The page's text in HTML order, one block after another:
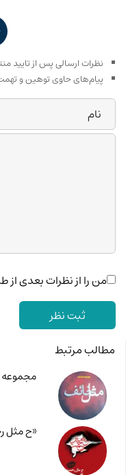
نظرات ارسالی پس از تایید
پیام‌های حاوی توهین و
من را از نظرات بعدی از
مطالب مرتبط
مجموعه
«ح مثل